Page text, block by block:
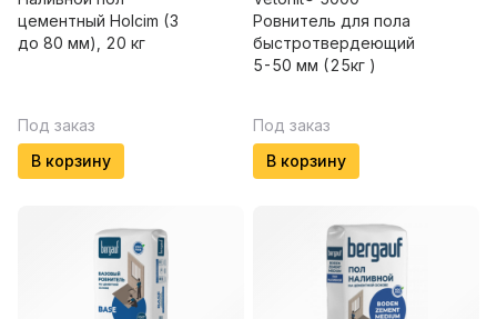
цементный Holcim (3
до 80 мм), 20 кг
Под заказ
В корзину
Ровнитель для пола
быстротвердеющий
5-50 мм (25кг )
Под заказ
В корзину